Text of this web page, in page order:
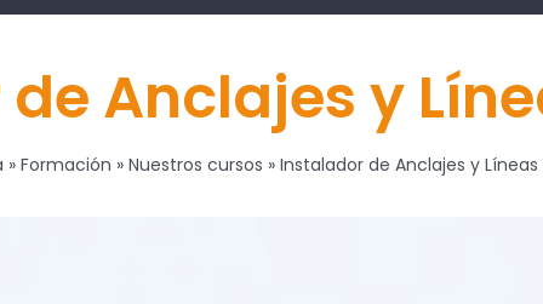
Anclajes y
» Formación » Nuestros cursos » Instalador de Anclajes y Líneas